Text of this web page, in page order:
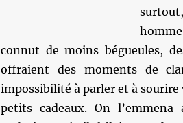
connut de moins bégueules,
offraient des moments de
impossibilité à parler et à sourire
petits cadeaux. On